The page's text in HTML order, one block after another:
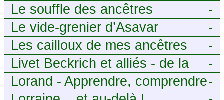
-
Le souffle des ancêtres
-
Le vide-grenier d’Asavar
-
Les cailloux de mes ancêtres
-
Livet Beckrich et alliés - de la
généalogie à l’écriture.
-
Lorand - Apprendre, comprendre
et transmettre pour exister.